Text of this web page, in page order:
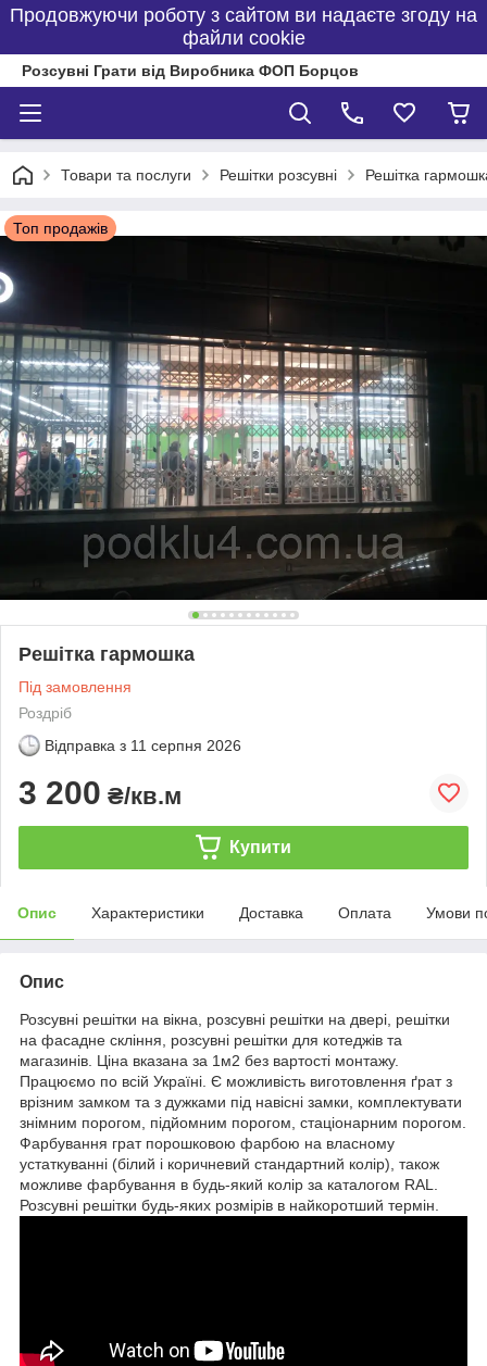
Продовжуючи роботу з сайтом ви надаєте згоду на
файли cookie
Розсувні Грати від Виробника ФОП Борцов
Товари та послуги Решітки розсувні Решітка
Топ продажів
Решітка гармошка
Під замовлення
Роздріб
Відправка з 11 серпня 2026
3 200 ₴/кв.м
Купити
Опис Характеристики Доставка Оплата Умови
Опис
Розсувні решітки на вікна, розсувні решітки на двері, решітки
на фасадне скління, розсувні решітки для котеджів та
магазинів. Ціна вказана за 1м2 без вартості монтажу.
Працюємо по всій Україні. Є можливість виготовлення ґрат з
врізним замком та з дужками під навісні замки, комплектувати
знімним порогом, підйомним порогом, стаціонарним порогом.
Фарбування грат порошковою фарбою на власному
устаткуванні (білий і коричневий стандартний колір), також
можливе фарбування в будь-який колір за каталогом RAL.
Розсувні решітки будь-яких розмірів в найкоротший термін.